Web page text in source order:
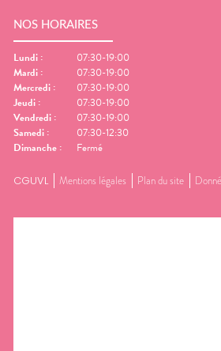
NOS HORAIRES
Lundi :
07:30-19:00
Mardi :
07:30-19:00
Mercredi :
07:30-19:00
Jeudi :
07:30-19:00
Vendredi :
07:30-19:00
Samedi :
07:30-12:30
Dimanche : Fermé
CGUVL Mentions légales Plan du site